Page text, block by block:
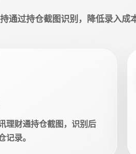
通过持仓截图识别，降低录入成
理财通持仓截图，识别后
记录。